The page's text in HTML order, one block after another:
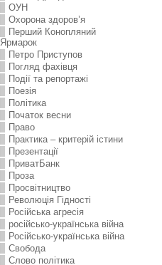
ОУН
Охорона здоров’я
Перший Конопляний
Ярмарок
Петро Приступов
Погляд фахівця
Події та репортажі
Поезія
Політика
Початок весни
Право
Практика – критерій істини
Презентації
ПриватБанк
Проза
Просвітництво
Революція Гідності
Російська агресія
російсько-українська війна
Російсько-українська війна
Свобода
Слово політика